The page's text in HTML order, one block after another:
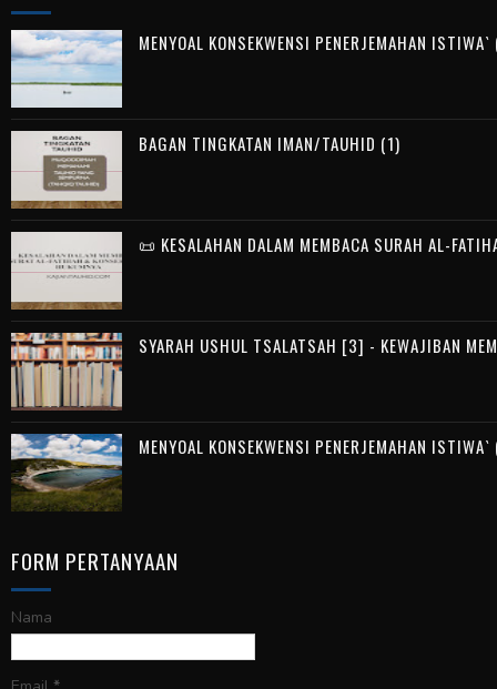
MENYOAL KONSEKWENSI PENERJEMAHAN
BAGAN TINGKATAN IMAN/TAUHID (1)
📜 KESALAHAN DALAM MEMBACA SURAH AL-
SYARAH USHUL TSALATSAH [3] - KEWAJIBAN
MENYOAL KONSEKWENSI PENERJEMAHAN
FORM PERTANYAAN
Nama